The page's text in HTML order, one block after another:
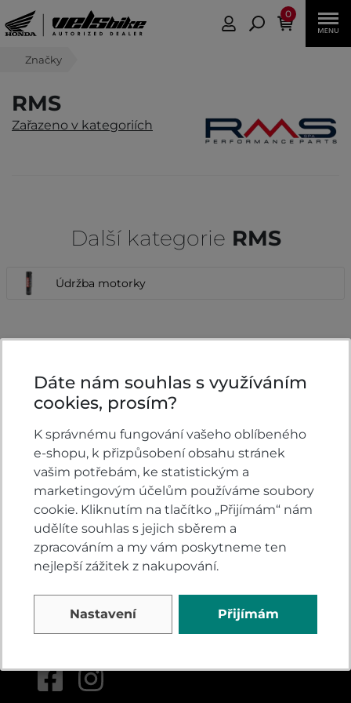
0
Značky
RMS
Zařazeno v kategoriích
Další kategorie RMS
Údržba motorky
KONTAKTY
VELSBIKE s.r.o.
Jinačovice 513
Jinačovice u Brna
664 34
všední dny 8:00-17:00
+420 605 777 373
honda@velsbike.cz
Napište nám
Dáte nám souhlas s využíváním
cookies, prosím?
K správnému fungování vašeho oblíbeného
e-shopu, k přizpůsobení obsahu stránek
vašim potřebám, ke statistickým a
marketingovým účelům používáme soubory
cookie. Kliknutím na tlačítko „Přijímám“ nám
udělíte souhlas s jejich sběrem a
zpracováním a my vám poskytneme ten
nejlepší zážitek z nakupování.
Nastavení Přijímám